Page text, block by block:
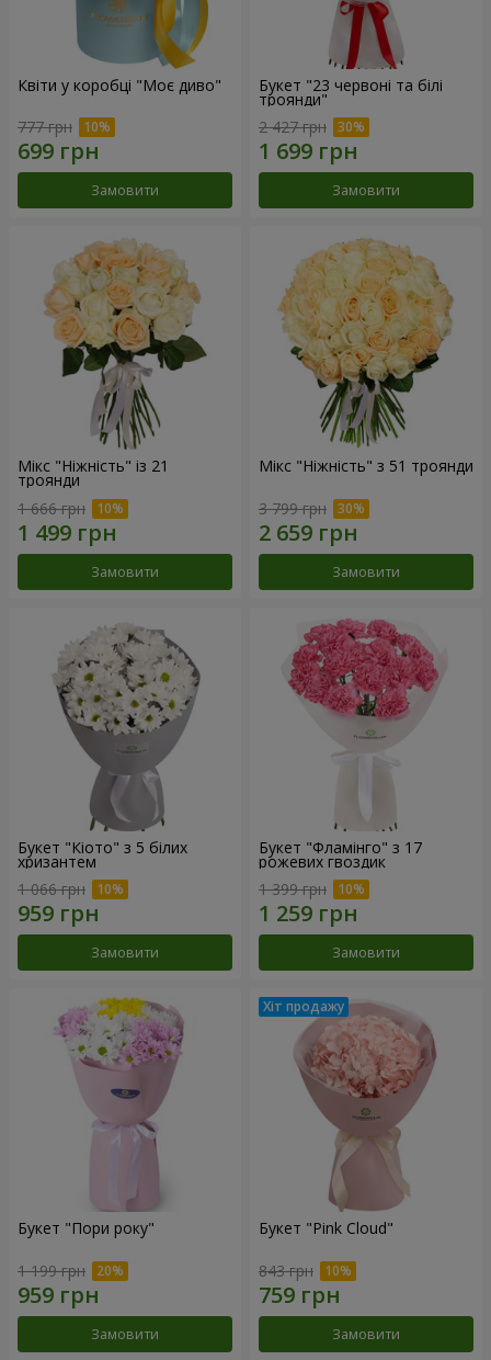
Квіти у коробці "Моє диво"
777 грн
Замовити
Букет "23 червоні та білі
троянди"
2 427 грн
Замовити
Мікс "Ніжність" із 21
троянди
1 666 грн
Замовити
Мікс "Ніжність" з 51 троянди
3 799 грн
Замовити
Букет "Кіото" з 5 білих
хризантем
1 066 грн
Замовити
Букет "Фламінго" з 17
рожевих гвоздик
1 399 грн
Замовити
Букет "Пори року"
1 199 грн
Замовити
Букет "Pink Cloud"
843 грн
Замовити